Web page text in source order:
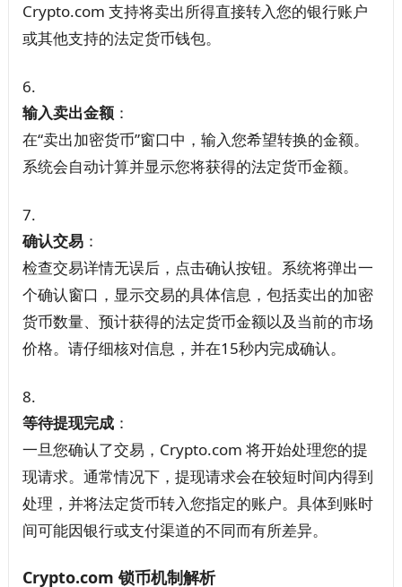
Crypto.com 支持将卖出所得直接转入您的银行账户
或其他支持的法定货币钱包。
输入卖出金额：
在“卖出加密货币”窗口中，输入您希望转换的金额。
系统会自动计算并显示您将获得的法定货币金额。
确认交易：
检查交易详情无误后，点击确认按钮。系统将弹出一
个确认窗口，显示交易的具体信息，包括卖出的加密
货币数量、预计获得的法定货币金额以及当前的市场
价格。请仔细核对信息，并在15秒内完成确认。
等待提现完成：
一旦您确认了交易，Crypto.com 将开始处理您的提
现请求。通常情况下，提现请求会在较短时间内得到
处理，并将法定货币转入您指定的账户。具体到账时
间可能因银行或支付渠道的不同而有所差异。
Crypto.com 锁币机制解析